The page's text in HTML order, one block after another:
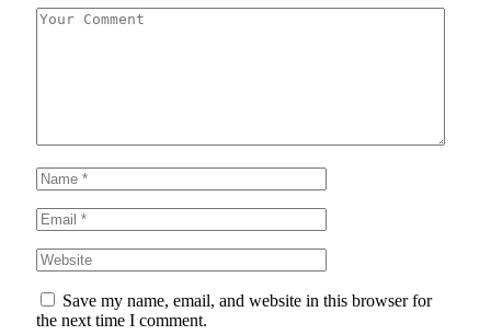
Save my name, email, and website in this browser for
the next time I comment.